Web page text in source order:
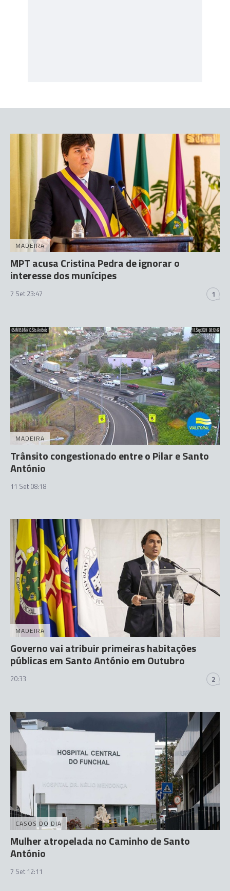
MADEIRA
MPT acusa Cristina Pedra de ignorar o
interesse dos munícipes
7 Set 23:47 1
MADEIRA
Trânsito congestionado entre o Pilar e Santo
António
11 Set 08:18
MADEIRA
Governo vai atribuir primeiras habitações
públicas em Santo António em Outubro
20:33 2
CASOS DO DIA
Mulher atropelada no Caminho de Santo
António
7 Set 12:11